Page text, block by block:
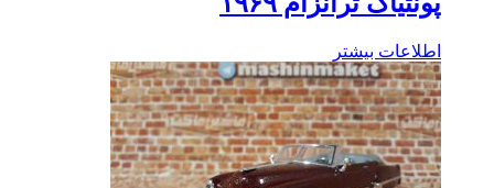
اطلاعات بیشتر